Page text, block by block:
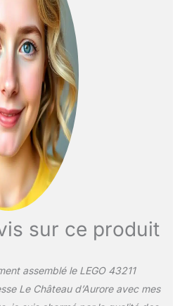
plateforme de
danse, la cuisine, la
chambre à coucher
et le balcon, un
escalier et un
toboggan Le jouet
comprend 2 mini-
constructions : une
balançoire à
construire et le
trône de Maléfique
avec des pierres
précieuses vertes,
Comprend les
Dormant, Aurore,
Prince Philippe et
sur ce produit
assemblé le LEGO 43211
Le Château d’Aurore avec mes